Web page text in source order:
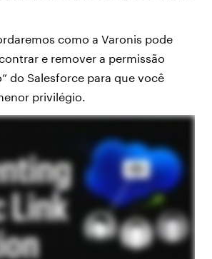
como a Varonis pode
e remover a permissão
do Salesforce para que você
privilégio.